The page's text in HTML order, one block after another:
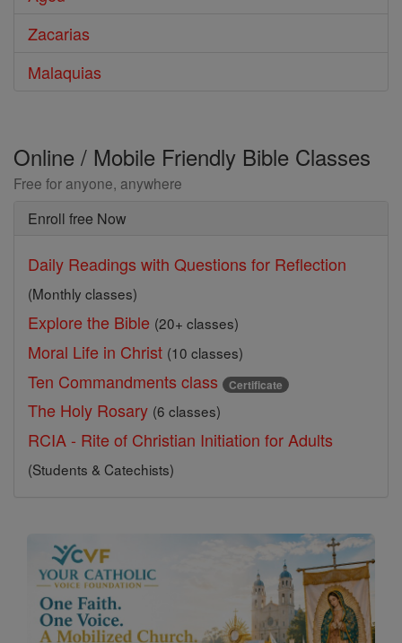
Zacarias
Malaquias
Online / Mobile Friendly Bible Classes
Free for anyone, anywhere
Enroll free Now
Daily Readings with Questions for Reflection
(Monthly classes)
Explore the Bible (20+ classes)
Moral Life in Christ (10 classes)
Ten Commandments class Certificate
The Holy Rosary (6 classes)
RCIA - Rite of Christian Initiation for Adults
(Students & Catechists)